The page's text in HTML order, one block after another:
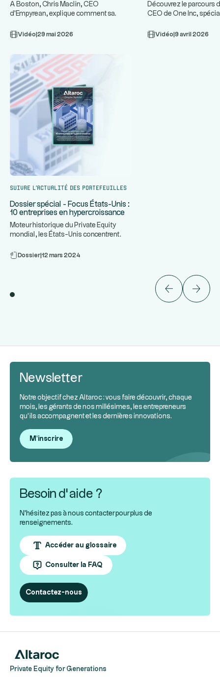
A Boston, Chris Maclin, CEO
d'Empyrean, explique comment sa
ban...
Vidéo 29 mai 2026
Découvrez le parcours
CEO de One Inc,
Vidéo 9 avril 2026
Suivre l’actualité des portefeuilles
Dossier spécial - Focus États-Unis :
10 entreprises en hypercroissance
Moteur historique du Private Equity
mondial, les États-Unis concentrent
Dossier 12 mars 2024
Newsletter
Notre objectif chez Altaroc : vous faire découvrir, chaque
mois, les gérants de nos millésimes, les entrepreneurs
qu’ils accompagnent et les dernières innovations.
M'inscrire
Besoin d’aide ?
N'hésitez pas à nous contacter pour plus de
renseignements.
Accéder au glossaire
Consulter la FAQ
Contactez-nous
Private Equity for Generations